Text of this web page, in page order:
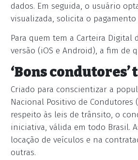
dados. Em seguida, o usuário
visualizada, solicita o
Para quem tem a Carteira Digital
versão (iOS e Android), a fim de
‘Bons
Criado para conscientizar a
Nacional Positivo de Condutores
respeito às leis de trânsito, o
iniciativa, válida em todo Brasil.
locação de veículos e na
outras.